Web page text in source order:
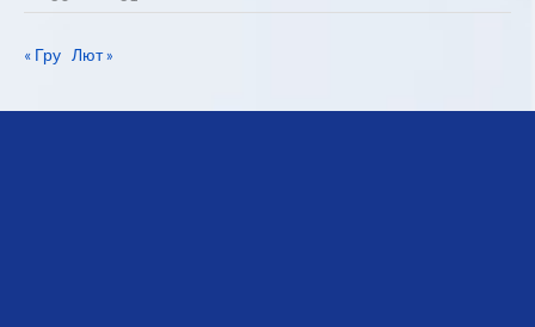
« Гру Лют »